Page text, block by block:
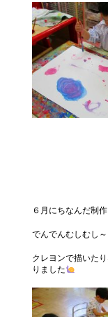
６月にちなんだ制
でんでんむしむし
クレヨンで描いた
りました